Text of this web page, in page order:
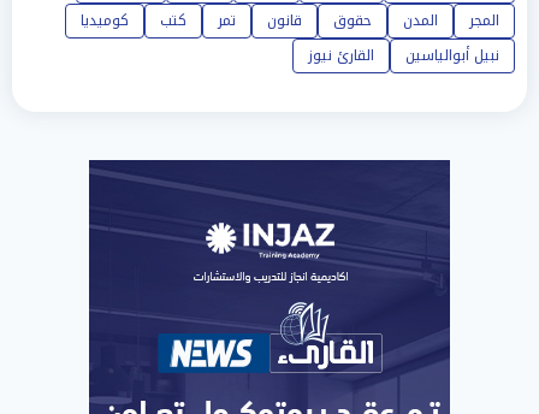
المجر
المدن حقوق قانون تمر كتب
كوميديا
نبيل أبوالياسين
القارئ نيوز